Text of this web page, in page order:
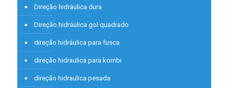
Direção hidráulica dura
Direção hidráulica gol quadrado
direção hidráulica para fusca
direção hidraulica para kombi
direção hidraulica pesada